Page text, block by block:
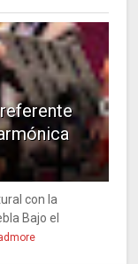
con la
Bajo el